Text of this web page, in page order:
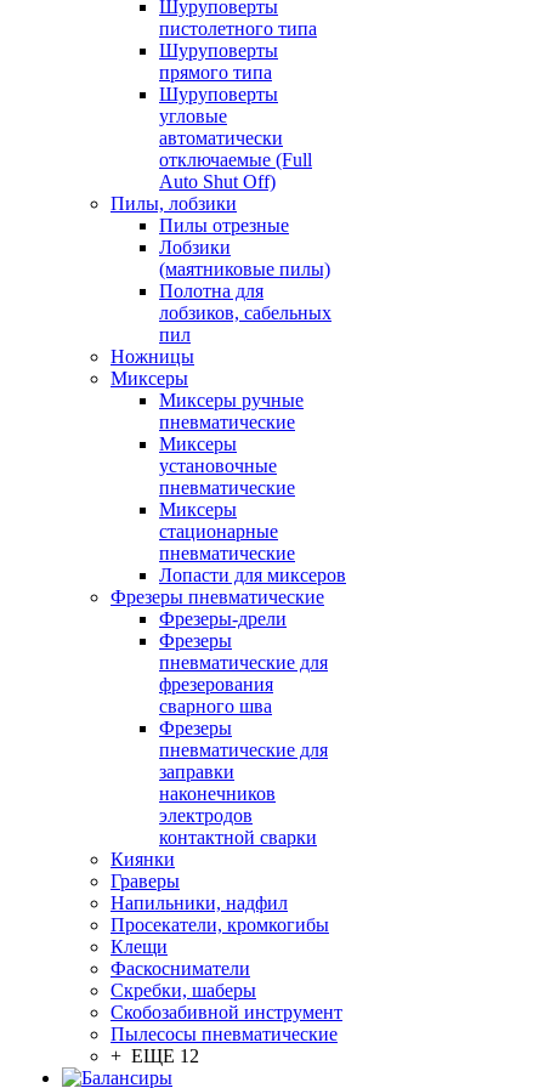
Шуруповерты
пистолетного типа
Шуруповерты
прямого типа
Шуруповерты
угловые
автоматически
отключаемые (Full
Auto Shut Off)
Пилы, лобзики
Пилы отрезные
Лобзики
(маятниковые пилы)
Полотна для
лобзиков, сабельных
пил
Ножницы
Миксеры
Миксеры ручные
пневматические
Миксеры
установочные
пневматические
Миксеры
стационарные
пневматические
Лопасти для миксеров
Фрезеры пневматические
Фрезеры-дрели
Фрезеры
пневматические для
фрезерования
сварного шва
Фрезеры
пневматические для
заправки
наконечников
электродов
контактной сварки
Киянки
Граверы
Напильники, надфил
Просекатели, кромкогибы
Клещи
Фаскосниматели
Скребки, шаберы
Скобозабивной инструмент
Пылесосы пневматические
+ ЕЩЕ 12